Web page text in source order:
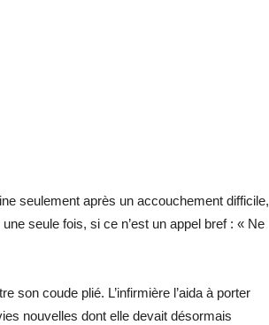
seulement après un accouchement difficile,
seule fois, si ce n’est un appel bref : « Ne
son coude plié. L’infirmière l’aida à porter
nouvelles dont elle devait désormais